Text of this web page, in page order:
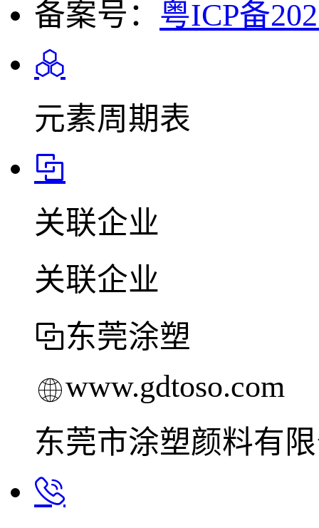
备案号： 粤ICP备
元素周期表
关联企业
关联企业
东莞涂塑
www.gdtoso.com
东莞市涂塑颜料有